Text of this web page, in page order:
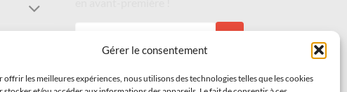
Gérer le consentement
offrir les meilleures expériences, nous utilisons des technologies telles que les cookies